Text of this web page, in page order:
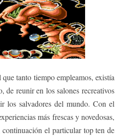
tanto tiempo empleamos, existía
de reunir en los salones recreativos
los salvadores del mundo. Con el
más frescas y novedosas,
el particular top ten de